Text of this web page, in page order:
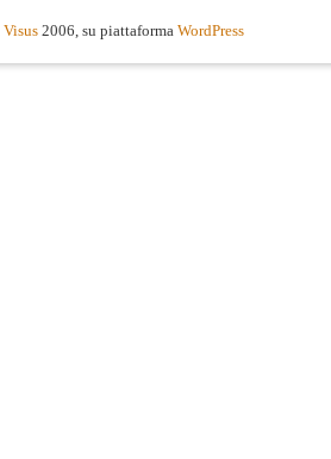
Visus 2006, su piattaforma WordPress